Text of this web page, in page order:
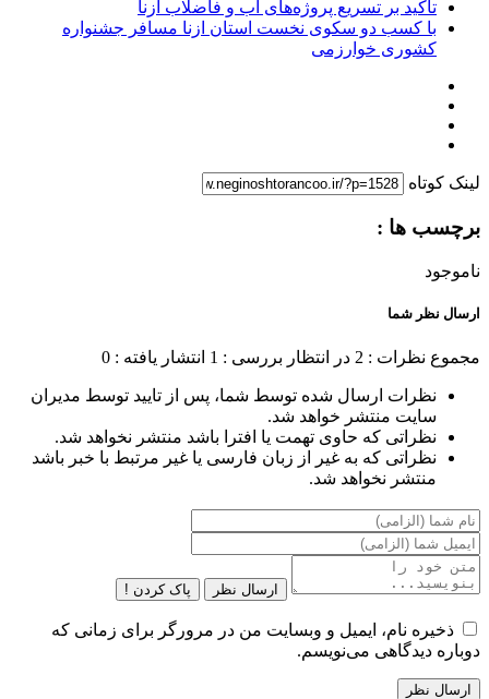
تاکید بر تسریع پروژه‌های آب و فاضلاب ازنا
با کسب دو سکوی نخست استان ازنا مسافر جشنواره
کشوری خوارزمی
لینک کوتاه
برچسب ها :
ناموجود
ارسال نظر شما
مجموع نظرات : 2 در انتظار بررسی : 1 انتشار یافته : 0
نظرات ارسال شده توسط شما، پس از تایید توسط مدیران
سایت منتشر خواهد شد.
نظراتی که حاوی تهمت یا افترا باشد منتشر نخواهد شد.
نظراتی که به غیر از زبان فارسی یا غیر مرتبط با خبر باشد
منتشر نخواهد شد.
ارسال نظر پاک کردن !
ذخیره نام، ایمیل و وبسایت من در مرورگر برای زمانی که
دوباره دیدگاهی می‌نویسم.